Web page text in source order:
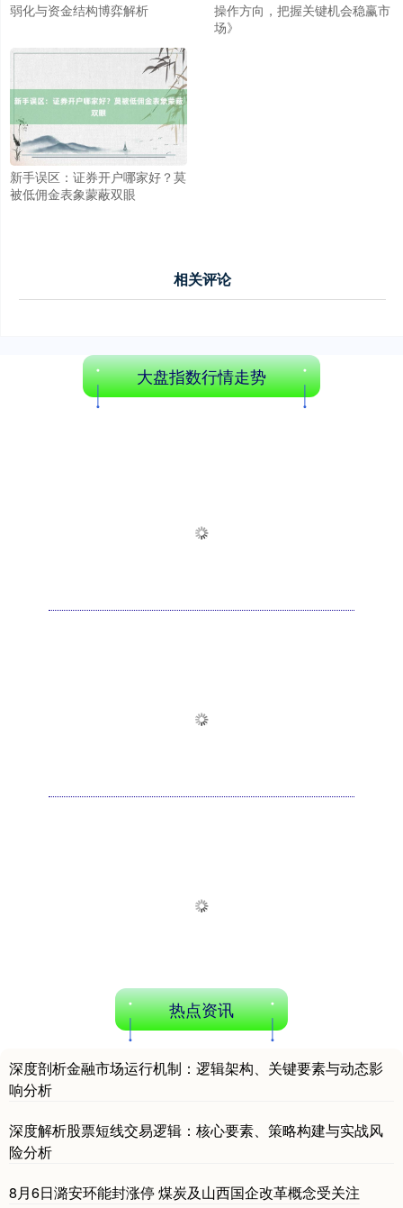
弱化与资金结构博弈解析
操作方向，把握关键机会稳赢市
场》
新手误区：证券开户哪家好？莫
被低佣金表象蒙蔽双眼
相关评论
大盘指数行情走势
热点资讯
深度剖析金融市场运行机制：逻辑架构、关键要素与动态影
响分析
深度解析股票短线交易逻辑：核心要素、策略构建与实战风
险分析
8月6日潞安环能封涨停 煤炭及山西国企改革概念受关注